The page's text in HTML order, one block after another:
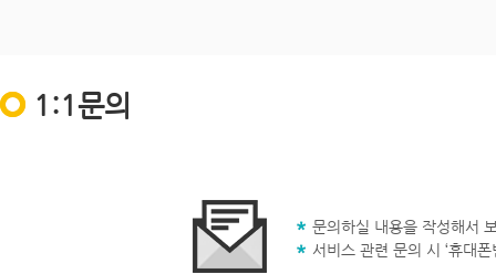
1:1문의
문의하실 내용을 작성해서
서비스 관련 문의 시 ‘휴대